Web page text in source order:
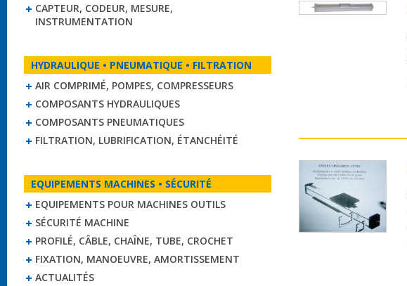
CAPTEUR, CODEUR, MESURE,
INSTRUMENTATION
HYDRAULIQUE • PNEUMATIQUE • FILTRATION
AIR COMPRIMÉ, POMPES, COMPRESSEURS
COMPOSANTS HYDRAULIQUES
COMPOSANTS PNEUMATIQUES
FILTRATION, LUBRIFICATION, ÉTANCHÉITÉ
EQUIPEMENTS MACHINES • SÉCURITÉ
EQUIPEMENTS POUR MACHINES OUTILS
SÉCURITÉ MACHINE
PROFILÉ, CÂBLE, CHAÎNE, TUBE, CROCHET
FIXATION, MANOEUVRE, AMORTISSEMENT
ACTUALITÉS